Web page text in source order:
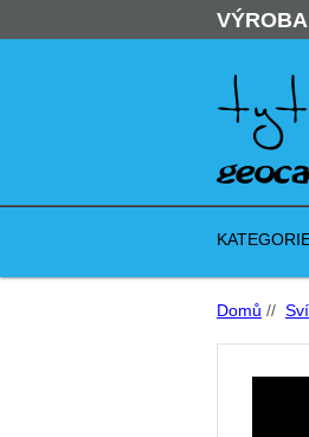
Domů //